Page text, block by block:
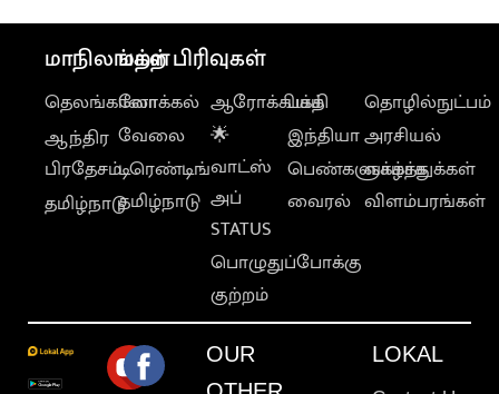
மாநிலங்கள்
தெலங்கானா
ஆந்திர
பிரதேசம்
தமிழ்நாடு
மற்ற பிரிவுகள்
லோக்கல்
வேலை
டிரெண்டிங்
தமிழ்நாடு
ஆரோக்கியம்
🌟
வாட்ஸ்
அப்
STATUS
பொழுதுப்போக்கு
குற்றம்
பக்தி
இந்தியா
பெண்களுக்காக
வைரல்
தொழில்நுட்பம்
அரசியல்
வாழ்த்துக்கள்
விளம்பரங்கள்
OUR
LOKAL